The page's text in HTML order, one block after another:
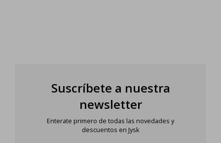
Suscríbete a nuestra
newsletter
Enterate primero de todas las novedades y
descuentos en Jysk